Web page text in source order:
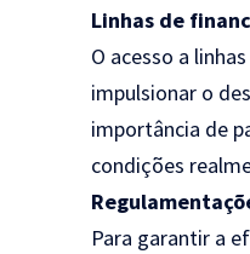
Linhas de
O acesso a
impulsionar o
importância de
condições
Para garantir a